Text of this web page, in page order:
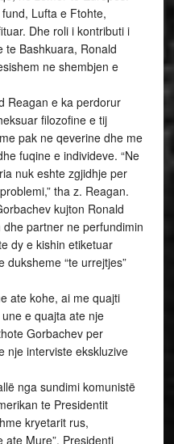
Lufta e Ftohte,
Dhe roli i kontributi i
te Bashkuara, Ronald
ne shembjen e
Reagan e ka perdorur
filozofine e tij
pak ne qeverine dhe me
fuqine e individeve. “Ne
nuk eshte zgjidhje per
tha z. Reagan.
kujton Ronald
partner ne perfundimin
dy e kishin etiketuar
“te urrejtjes”
ate kohe, ai me quajti
e quajta ate nje
Gorbachev per
nje interviste ekskluzive
nga sundimi komunistë
te Presidentit
kryetarit rus,
ate Mure”. Presidenti